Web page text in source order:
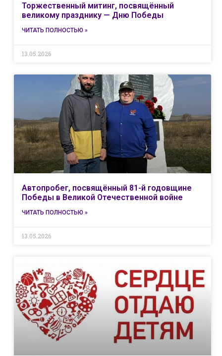
Торжественный митинг, посвящённый
великому празднику — Дню Победы
ЧИТАТЬ ПОЛНОСТЬЮ »
13.05.2026
Автопробег, посвящённый 81-й годовщине
Победы в Великой Отечественной войне
ЧИТАТЬ ПОЛНОСТЬЮ »
13.05.2026